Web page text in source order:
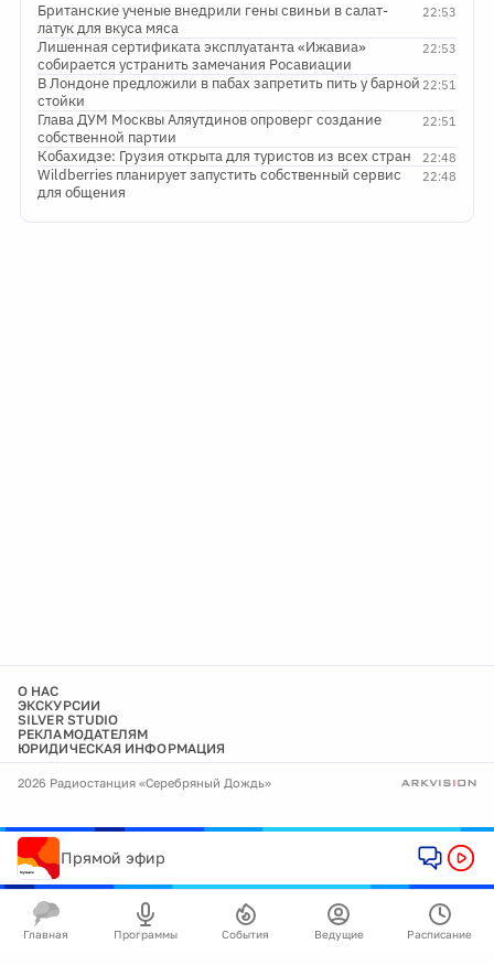
22:53
Британские ученые внедрили гены свиньи в салат-
латук для вкуса мяса
22:53
Лишенная сертификата эксплуатанта «Ижавиа»
собирается устранить замечания Росавиации
22:51
В Лондоне предложили в пабах запретить пить у барной
стойки
22:51
Глава ДУМ Москвы Аляутдинов опроверг создание
собственной партии
22:48
Кобахидзе: Грузия открыта для туристов из всех стран
22:48
Wildberries планирует запустить собственный сервис
для общения
О НАС
ЭКСКУРСИИ
SILVER STUDIO
РЕКЛАМОДАТЕЛЯМ
ЮРИДИЧЕСКАЯ ИНФОРМАЦИЯ
2026 Радиостанция «Серебряный Дождь»
Прямой эфир
Главная Программы События Ведущие Расписание